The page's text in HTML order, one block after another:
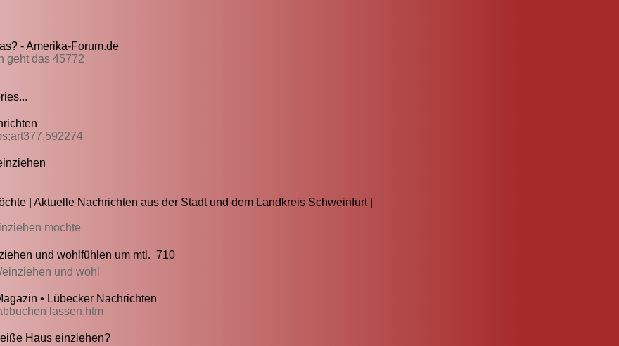
- Amerika-Forum.de
geht das 45772
| Aktuelle Nachrichten aus der Stadt und dem Landkreis Schweinfurt |
mochte
und wohlfühlen um mtl.  710
und wohl
• Lübecker Nachrichten
lassen.htm
Haus einziehen?